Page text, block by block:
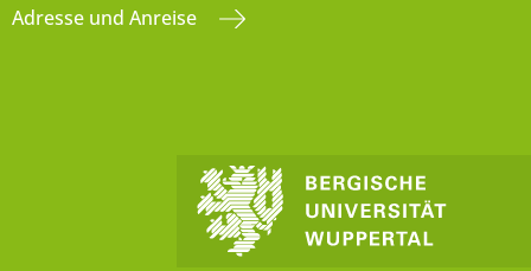
Adresse und Anreise